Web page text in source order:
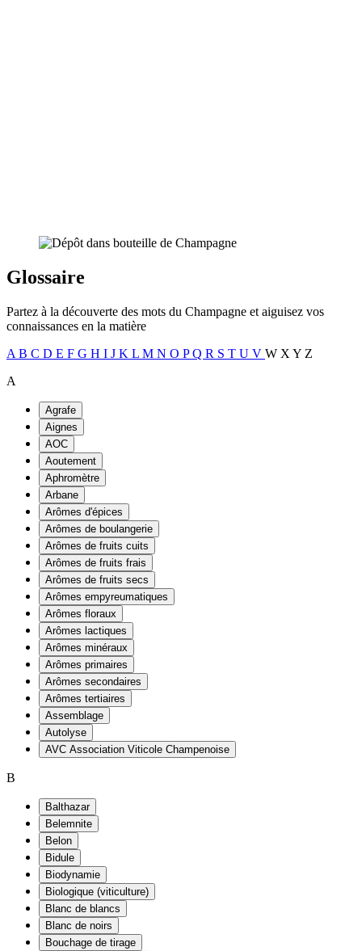
Glossaire
Partez à la découverte des mots du Champagne et aiguisez vos
connaissances en la matière
A B C D E F G H I J K L M N O PQ R S T U V W X Y Z
A
Agrafe
Aignes
AOC
Aoutement
Aphromètre
Arbane
Arômes d'épices
Arômes de boulangerie
Arômes de fruits cuits
Arômes de fruits frais
Arômes de fruits secs
Arômes empyreumatiques
Arômes floraux
Arômes lactiques
Arômes minéraux
Arômes primaires
Arômes secondaires
Arômes tertiaires
Assemblage
Autolyse
AVC Association Viticole Champenoise
B
Balthazar
Belemnite
Belon
Bidule
Biodynamie
Biologique (viticulture)
Blanc de blancs
Blanc de noirs
Bouchage de tirage